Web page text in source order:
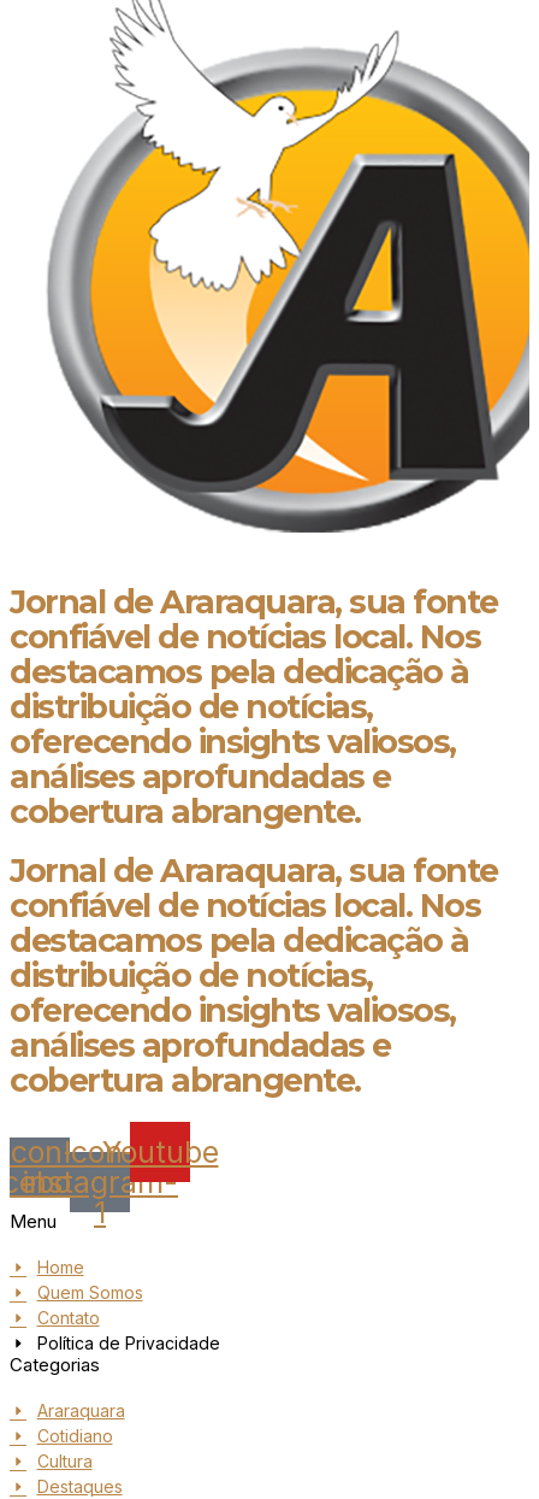
Jornal de Araraquara, sua fonte
confiável de notícias local. Nos
destacamos pela dedicação à
distribuição de notícias,
oferecendo insights valiosos,
análises aprofundadas e
cobertura abrangente.
Jornal de Araraquara, sua fonte
confiável de notícias local. Nos
destacamos pela dedicação à
distribuição de notícias,
oferecendo insights valiosos,
análises aprofundadas e
cobertura abrangente.
Icon-Icon-
instagram-
1
Youtube
Menu
Home
Quem Somos
Contato
Política de Privacidade
Categorias
Araraquara
Cotidiano
Cultura
Destaques